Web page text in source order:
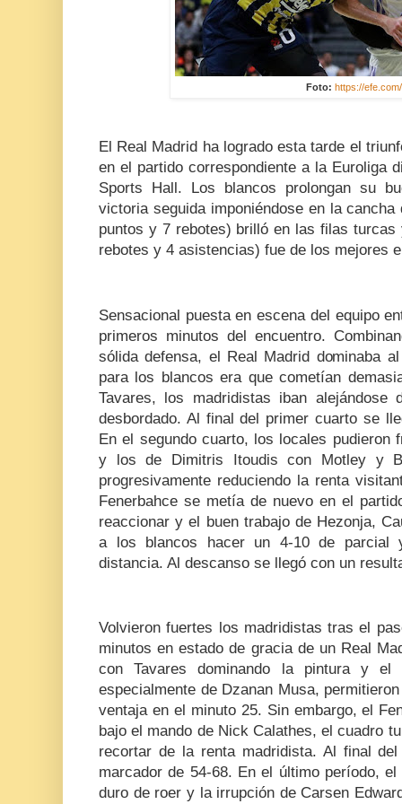
Foto: https://efe.com/
El Real Madrid ha logrado esta tarde el
en el partido correspondiente a la Euroliga
Sports Hall. Los blancos prolongan su
victoria seguida imponiéndose en la
puntos y 7 rebotes) brilló en las filas turcas
rebotes y 4 asistencias) fue de los mejores
Sensacional puesta en escena del equipo
primeros minutos del encuentro.
sólida defensa, el Real Madrid dominaba
para los blancos era que cometían
Tavares, los madridistas iban alejándose
desbordado. Al final del primer cuarto se
En el segundo cuarto, los locales pudieron
y los de Dimitris Itoudis con Motley y
progresivamente reduciendo la renta
Fenerbahce se metía de nuevo en el
reaccionar y el buen trabajo de Hezonja,
a los blancos hacer un 4-10 de parcial
distancia. Al descanso se llegó con un
Volvieron fuertes los madridistas tras el
minutos en estado de gracia de un Real
con Tavares dominando la pintura y
especialmente de Dzanan Musa,
ventaja en el minuto 25. Sin embargo, el
bajo el mando de Nick Calathes, el cuadro
recortar de la renta madridista. Al final
marcador de 54-68. En el último período,
duro de roer y la irrupción de Carsen